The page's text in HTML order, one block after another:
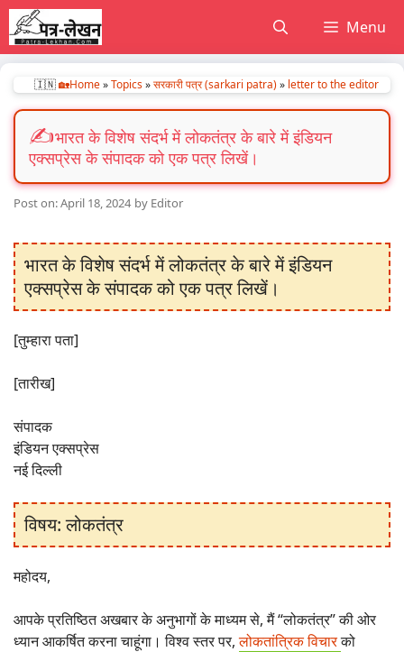
Skip
to
content
Menu
🇮🇳🏡Home»Topics»सरकारी पत्र (sarkari patra)» letter to the editor
भारत के विशेष संदर्भ में लोकतंत्र के बारे में इंडियन
एक्सप्रेस के संपादक को एक पत्र लिखें।
April 18, 2024 by Editor
भारत के विशेष संदर्भ में लोकतंत्र के बारे में इंडियन
एक्सप्रेस के संपादक को एक पत्र लिखें।
[तुम्हारा पता]
[तारीख]
संपादक
इंडियन एक्सप्रेस
नई दिल्ली
विषय: लोकतंत्र
महोदय,
आपके प्रतिष्ठित अखबार के अनुभागों के माध्यम से, मैं “लोकतंत्र” की ओर
ध्यान आकर्षित करना चाहूंगा। विश्व स्तर पर,लोकतांत्रिक विचारको